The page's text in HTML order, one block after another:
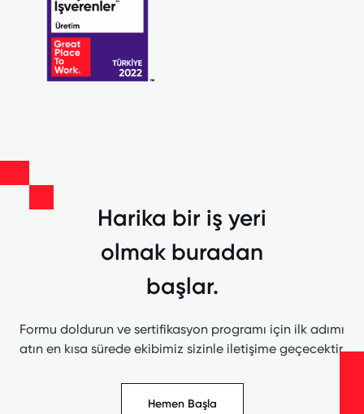
Harika bir iş yeri
olmak buradan
başlar.
Formu doldurun ve sertifikasyon programı için ilk adımı
atın en kısa sürede ekibimiz sizinle iletişime geçecektir.
Hemen Başla